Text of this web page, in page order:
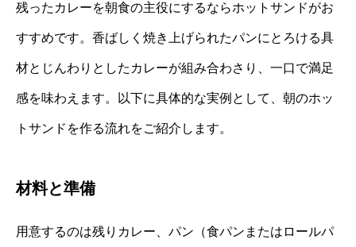
残ったカレーを朝食の主役にするならホットサンドがお
すすめです。香ばしく焼き上げられたパンにとろける具
材とじんわりとしたカレーが組み合わさり、一口で満足
感を味わえます。以下に具体的な実例として、朝のホッ
トサンドを作る流れをご紹介します。
材料と準備
用意するのは残りカレー、パン（食パンまたはロールパ